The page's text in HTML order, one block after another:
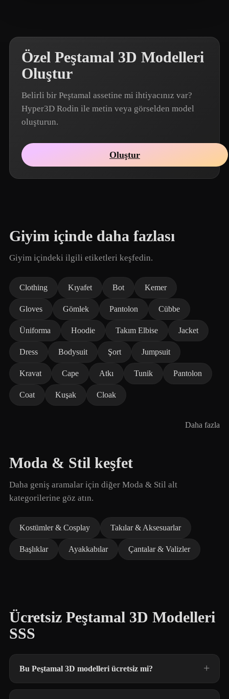
Özel Peştamal 3D Modelleri
Oluştur
Belirli bir Peştamal assetine mi ihtiyacınız var?
Hyper3D Rodin ile metin veya görselden model
oluşturun.
Oluştur
Giyim içinde daha fazlası
Giyim içindeki ilgili etiketleri keşfedin.
Clothing Kıyafet Bot Kemer
Gloves Gömlek Pantolon Cübbe
Üniforma Hoodie Takım Elbise Jacket
Dress Bodysuit Şort Jumpsuit
Kravat Cape Atkı Tunik Pantolon
Coat Kuşak Cloak
Daha fazla
Moda & Stil keşfet
Daha geniş aramalar için diğer Moda & Stil alt
kategorilerine göz atın.
Kostümler & Cosplay Takılar & Aksesuarlar
Başlıklar Ayakkabılar Çantalar & Valizler
Ücretsiz Peştamal 3D Modelleri
SSS
Bu Peştamal 3D modelleri ücretsiz mi?